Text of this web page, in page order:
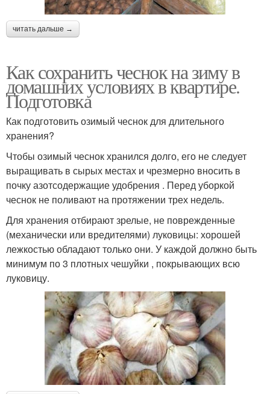
читать дальше →
Как сохранить чеснок на зиму в
домашних условиях в квартире.
Подготовка
Как подготовить озимый чеснок для длительного
хранения?
Чтобы озимый чеснок хранился долго, его не следует
выращивать в сырых местах и чрезмерно вносить в
почку азотсодержащие удобрения . Перед уборкой
чеснок не поливают на протяжении трех недель.
Для хранения отбирают зрелые, не поврежденные
(механически или вредителями) луковицы: хорошей
лежкостью обладают только они. У каждой должно быть
минимум по 3 плотных чешуйки , покрывающих всю
луковицу.